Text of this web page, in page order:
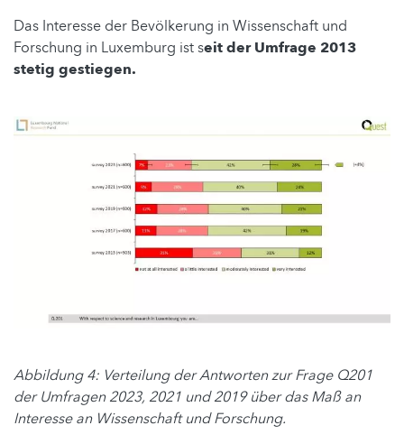
Das Interesse der Bevölkerung in Wissenschaft und
Forschung in Luxemburg ist seit der Umfrage 2013
stetig gestiegen.
Abbildung 4: Verteilung der Antworten zur Frage Q201
der Umfragen 2023, 2021 und 2019 über das Maß an
Interesse an Wissenschaft und Forschung.